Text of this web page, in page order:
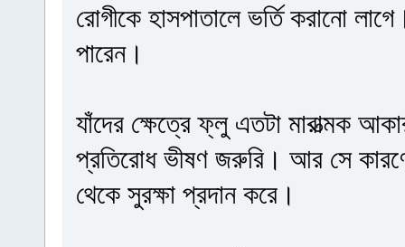
রোগীকে হাসপাতালে ভর্তি করানো
পারেন।
যাঁদের ক্ষেত্রে ফ্লু এতটা মারাত্মক
প্রতিরোধ ভীষণ জরুরি। আর সে
থেকে সুরক্ষা প্রদান করে।